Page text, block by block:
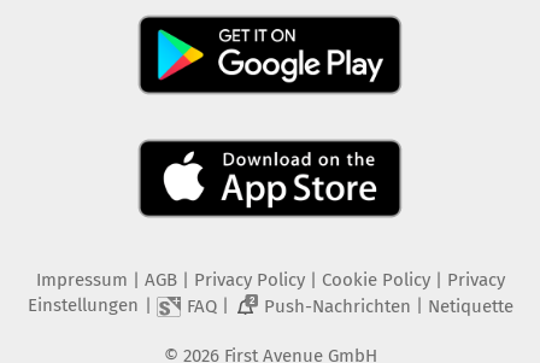
Impressum AGB Privacy Policy| Cookie Policy| Privacy
Einstellungen
FAQ| 2 Push-Nachrichten Netiquette
© 2026 First Avenue GmbH